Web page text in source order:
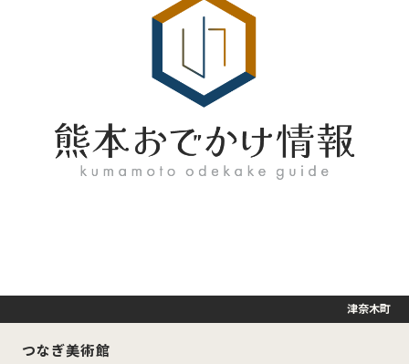
つなぎ美術館
津奈木町